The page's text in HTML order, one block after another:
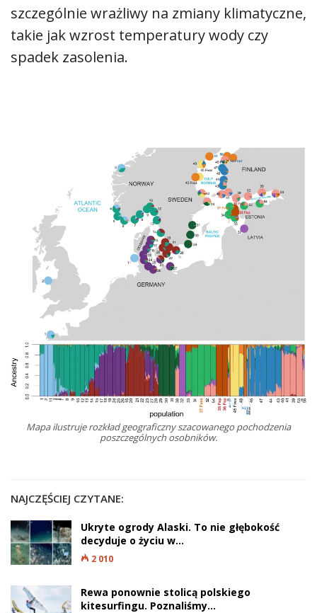
szczególnie wrażliwy na zmiany klimatyczne,
takie jak wzrost temperatury wody czy
spadek zasolenia.
Mapa ilustruje rozkład geograficzny szacowanego pochodzenia
poszczególnych osobników.
NAJCZĘŚCIEJ CZYTANE:
Ukryte ogrody Alaski. To nie głębokość
decyduje o życiu w…
2 010
Rewa ponownie stolicą polskiego
kitesurfingu. Poznaliśmy…